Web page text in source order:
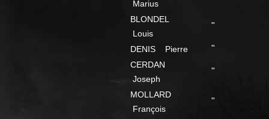
Marius
BLONDEL
Louis
"
DENIS Pierre "
CERDAN
Joseph
"
MOLLARD
François
"